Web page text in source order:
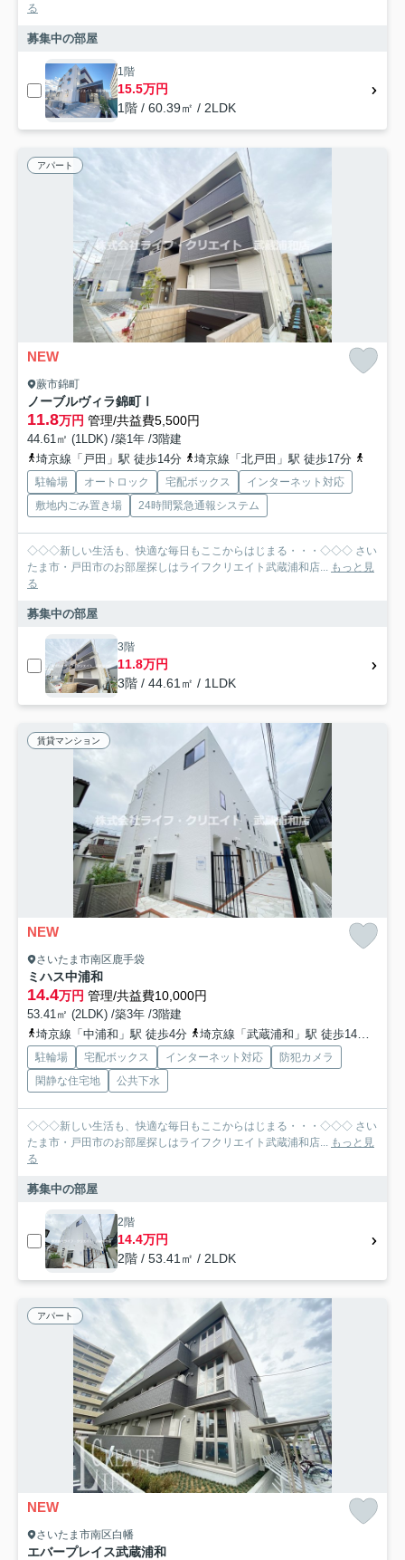
る
募集中の部屋
1階
15.5万円
1階 / 60.39㎡ / 2LDK
アパート
NEW
蕨市錦町
ノーブルヴィラ錦町Ⅰ
11.8万円 管理/共益費5,500円
44.61㎡ (1LDK) /築1年 /3階建
埼京線「戸田」駅 徒歩14分
埼京線「北戸田」駅 徒歩17分
駐輪場 オートロック 宅配ボックス
インターネット対応
敷地内ごみ置き場
24時間緊急通報システム
◇◇◇新しい生活も、快適な毎日もここからはじまる・・・◇◇◇ さい
たま市・戸田市のお部屋探しはライフクリエイト武蔵浦和店... もっと見
る
募集中の部屋
3階
11.8万円
3階 / 44.61㎡ / 1LDK
賃貸マンション
NEW
さいたま市南区鹿手袋
ミハス中浦和
14.4万円 管理/共益費10,000円
53.41㎡ (2LDK) /築3年 /3階建
埼京線「中浦和」駅 徒歩4分
埼京線「武蔵浦和」駅 徒歩14分
駐輪場 宅配ボックス インターネット対応
防犯カメラ
閑静な住宅地
公共下水
◇◇◇新しい生活も、快適な毎日もここからはじまる・・・◇◇◇ さい
たま市・戸田市のお部屋探しはライフクリエイト武蔵浦和店... もっと見
る
募集中の部屋
2階
14.4万円
2階 / 53.41㎡ / 2LDK
アパート
NEW
さいたま市南区白幡
エバープレイス武蔵浦和